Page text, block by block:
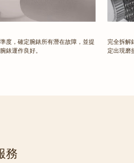
度，確定腕錶所有潛在故障，並提
錶運作良好。
完全拆解
定出現磨
務